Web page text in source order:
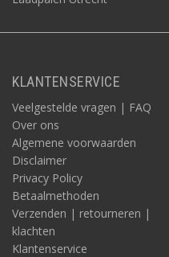
KLANTENSERVICE
Veelgestelde vragen | FAQ
Over ons
Algemene voorwaarden
Disclaimer
Privacy Policy
Betaalmethoden
Verzenden | retourneren |
klachten
Klantenservice